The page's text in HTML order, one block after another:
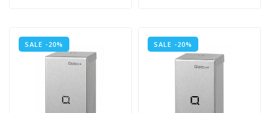
SALE -20% SALE -20%